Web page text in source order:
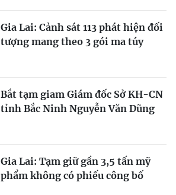
Gia Lai: Cảnh sát 113 phát hiện đối
tượng mang theo 3 gói ma túy
Bắt tạm giam Giám đốc Sở KH-CN
tỉnh Bắc Ninh Nguyễn Văn Dũng
Gia Lai: Tạm giữ gần 3,5 tấn mỹ
phẩm không có phiếu công bố